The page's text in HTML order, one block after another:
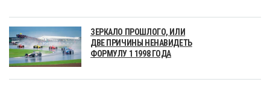
ЗЕРКАЛО ПРОШЛОГО, ИЛИ
ДВЕ ПРИЧИНЫ НЕНАВИДЕТЬ
ФОРМУЛУ 1 1998 ГОДА